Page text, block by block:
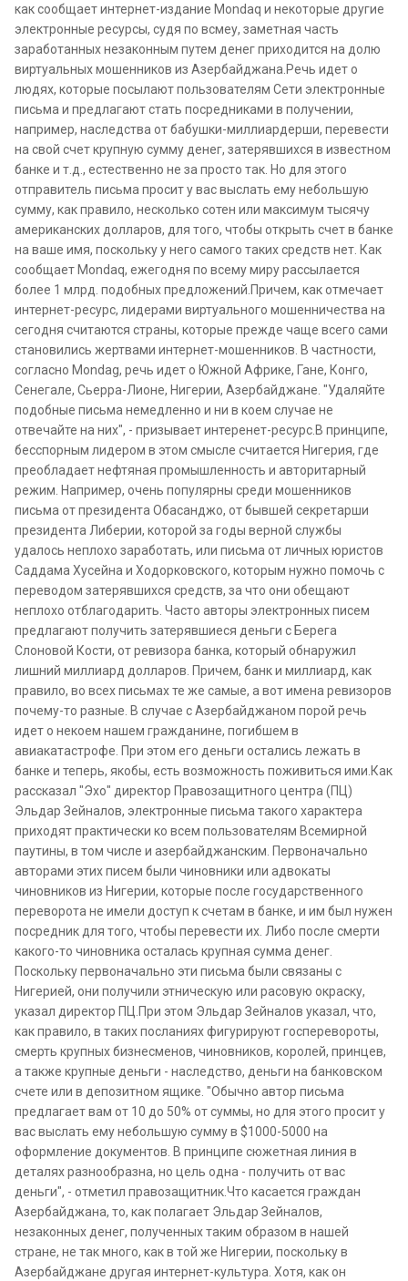
как сообщает интернет-издание Mondaq и некоторые другие
электронные ресурсы, судя по всмеу, заметная часть
заработанных незаконным путем денег приходится на долю
виртуальных мошенников из Азербайджана.Речь идет о
людях, которые посылают пользователям Сети электронные
письма и предлагают стать посредниками в получении,
например, наследства от бабушки-миллиардерши, перевести
на свой счет крупную сумму денег, затерявшихся в известном
банке и т.д., естественно не за просто так. Но для этого
отправитель письма просит у вас выслать ему небольшую
сумму, как правило, несколько сотен или максимум тысячу
американских долларов, для того, чтобы открыть счет в банке
на ваше имя, поскольку у него самого таких средств нет. Как
сообщает Mondaq, ежегодня по всему миру рассылается
более 1 млрд. подобных предложений.Причем, как отмечает
интернет-ресурс, лидерами виртуального мошенничества на
сегодня считаются страны, которые прежде чаще всего сами
становились жертвами интернет-мошенников. В частности,
согласно Mondag, речь идет о Южной Африке, Гане, Конго,
Сенегале, Сьерра-Лионе, Нигерии, Азербайджане. "Удаляйте
подобные письма немедленно и ни в коем случае не
отвечайте на них", - призывает интеренет-ресурс.В принципе,
бесспорным лидером в этом смысле считается Нигерия, где
преобладает нефтяная промышленность и авторитарный
режим. Например, очень популярны среди мошенников
письма от президента Обасанджо, от бывшей секретарши
президента Либерии, которой за годы верной службы
удалось неплохо заработать, или письма от личных юристов
Саддама Хусейна и Ходорковского, которым нужно помочь с
переводом затерявшихся средств, за что они обещают
неплохо отблагодарить. Часто авторы электронных писем
предлагают получить затерявшиеся деньги с Берега
Слоновой Кости, от ревизора банка, который обнаружил
лишний миллиард долларов. Причем, банк и миллиард, как
правило, во всех письмах те же самые, а вот имена ревизоров
почему-то разные. В случае с Азербайджаном порой речь
идет о некоем нашем гражданине, погибшем в
авиакатастрофе. При этом его деньги остались лежать в
банке и теперь, якобы, есть возможность поживиться ими.Как
рассказал "Эхо" директор Правозащитного центра (ПЦ)
Эльдар Зейналов, электронные письма такого характера
приходят практически ко всем пользователям Всемирной
паутины, в том числе и азербайджанским. Первоначально
авторами этих писем были чиновники или адвокаты
чиновников из Нигерии, которые после государственного
переворота не имели доступ к счетам в банке, и им был нужен
посредник для того, чтобы перевести их. Либо после смерти
какого-то чиновника осталась крупная сумма денег.
Поскольку первоначально эти письма были связаны с
Нигерией, они получили этническую или расовую окраску,
указал директор ПЦ.При этом Эльдар Зейналов указал, что,
как правило, в таких посланиях фигурируют госперевороты,
смерть крупных бизнесменов, чиновников, королей, принцев,
а также крупные деньги - наследство, деньги на банковском
счете или в депозитном ящике. "Обычно автор письма
предлагает вам от 10 до 50% от суммы, но для этого просит у
вас выслать ему небольшую сумму в $1000-5000 на
оформление документов. В принципе сюжетная линия в
деталях разнообразна, но цель одна - получить от вас
деньги", - отметил правозащитник.Что касается граждан
Азербайджана, то, как полагает Эльдар Зейналов,
незаконных денег, полученных таким образом в нашей
стране, не так много, как в той же Нигерии, поскольку в
Азербайджане другая интернет-культура. Хотя, как он